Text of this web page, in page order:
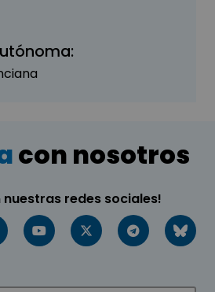
con nosotros
nuestras redes sociales!